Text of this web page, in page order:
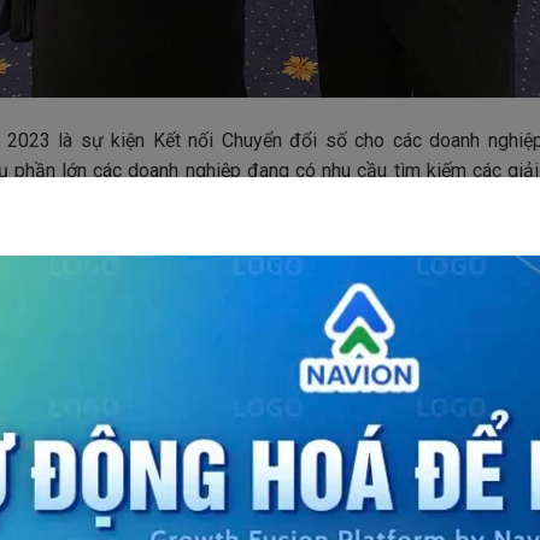
2023 là sự kiện Kết nối Chuyển đổi số cho các doanh
phần lớn các doanh nghiệp đang có nhu cầu tìm kiếm các
ngàn cơ hội gặp gỡ, trao đổi trực tiếp giới thiệu sản phẩm,
tăng cơ hội tìm kiếm đối tác và tham gia trải nghiệm các hoạt
ngành, giao lưu với các chuyên gia, trình diễn công